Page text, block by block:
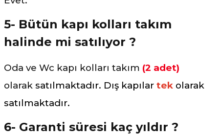
5- Bütün kapı kolları takım
halinde mi satılıyor ?
Oda ve Wc kapı kolları takım (2 adet)
olarak satılmaktadır. Dış kapılar tek olarak
satılmaktadır.
6- Garanti süresi kaç yıldır ?